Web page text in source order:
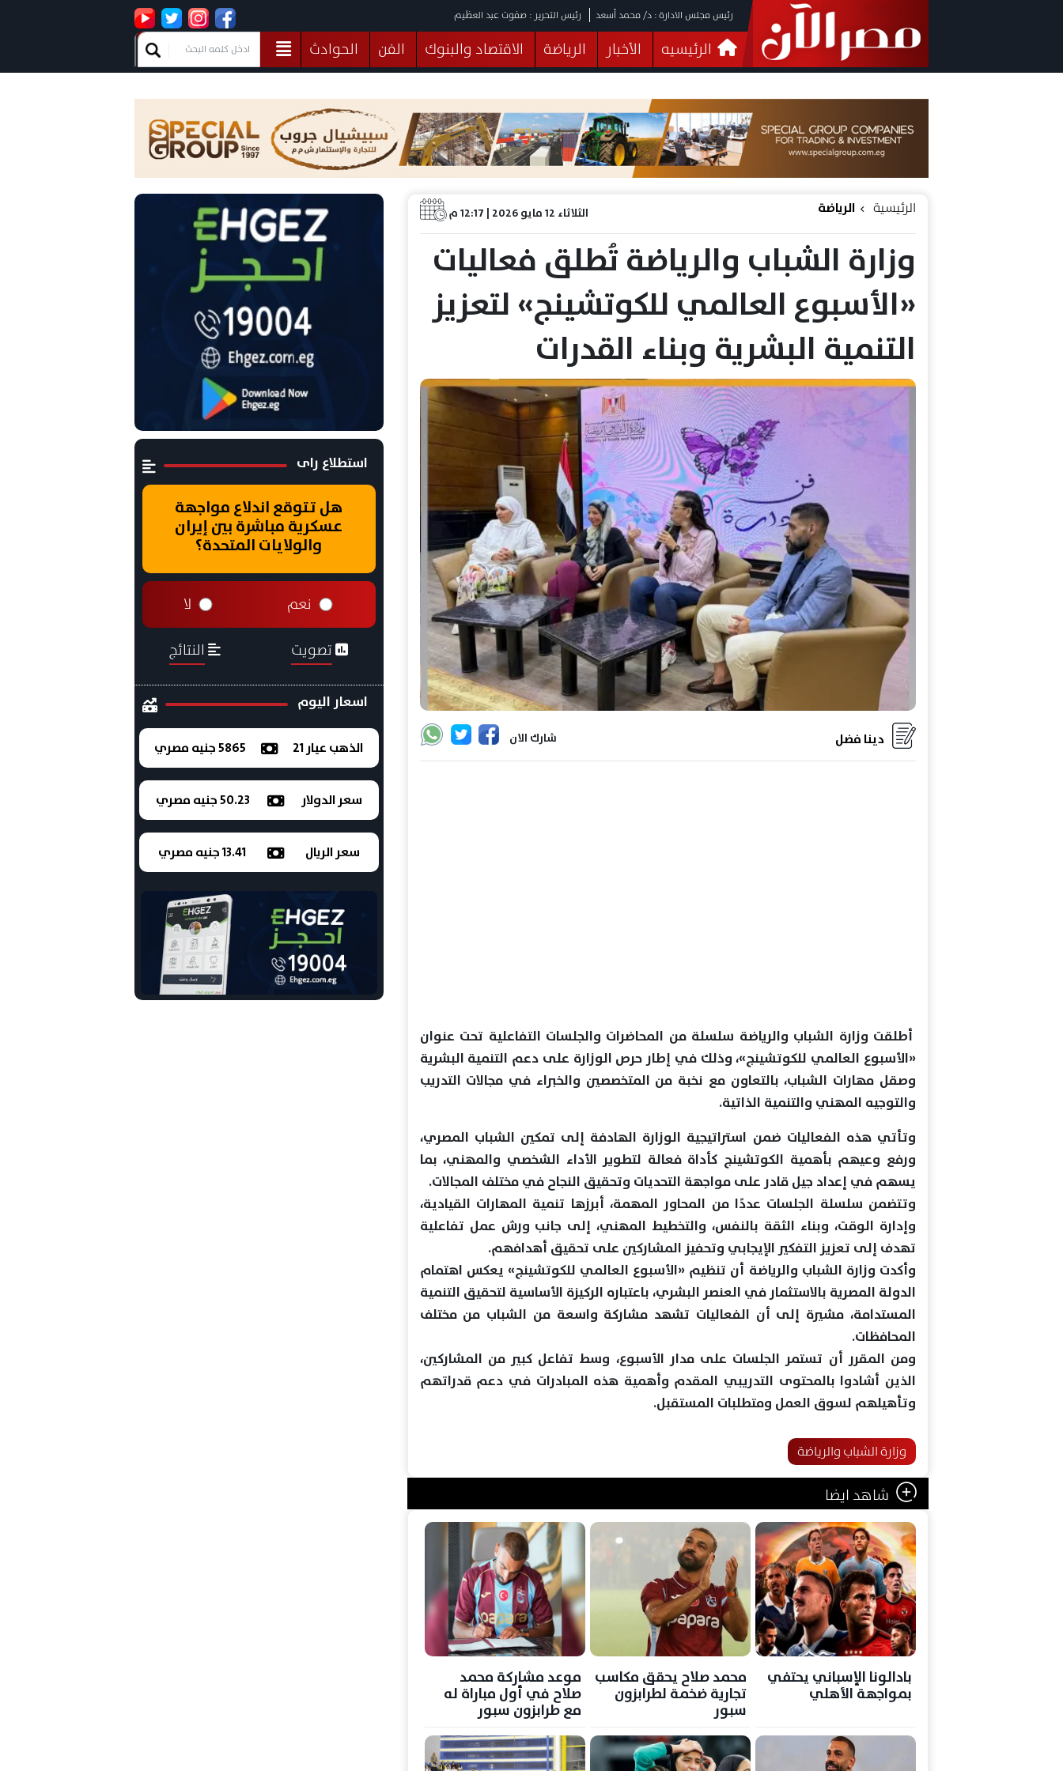
رئيس مجلس الادارة : د/ محمد أسعد رئيس التحرير : صفوت عبد العظيم
الرئيسيه الأخبار الرياضة الاقتصاد والبنوك الفن
الحوادث
فيديوهات
البرلمان صحة الثقافة خدمات منوعات
الثلاثاء 12 مايو 2026 | 12:17 م الرئيسية الرياضة
وزارة الشباب والرياضة تُطلق فعاليات
«الأسبوع العالمي للكوتشينج» لتعزيز
التنمية البشرية وبناء القدرات
شارك الان دينا فضل
أطلقت وزارة الشباب والرياضة سلسلة من المحاضرات والجلسات التفاعلية تحت عنوان
«الأسبوع العالمي للكوتشينج»، وذلك في إطار حرص الوزارة على دعم التنمية البشرية
وصقل مهارات الشباب، بالتعاون مع نخبة من المتخصصين والخبراء في مجالات التدريب
والتوجيه المهني والتنمية الذاتية.
وتأتي هذه الفعاليات ضمن استراتيجية الوزارة الهادفة إلى تمكين الشباب المصري،
ورفع وعيهم بأهمية الكوتشينج كأداة فعالة لتطوير الأداء الشخصي والمهني، بما
يسهم في إعداد جيل قادر على مواجهة التحديات وتحقيق النجاح في مختلف المجالات.
وتتضمن سلسلة الجلسات عددًا من المحاور المهمة، أبرزها تنمية المهارات القيادية،
وإدارة الوقت، وبناء الثقة بالنفس، والتخطيط المهني، إلى جانب ورش عمل تفاعلية
تهدف إلى تعزيز التفكير الإيجابي وتحفيز المشاركين على تحقيق أهدافهم.
وأكدت وزارة الشباب والرياضة أن تنظيم «الأسبوع العالمي للكوتشينج» يعكس اهتمام
الدولة المصرية بالاستثمار في العنصر البشري، باعتباره الركيزة الأساسية لتحقيق التنمية
المستدامة، مشيرة إلى أن الفعاليات تشهد مشاركة واسعة من الشباب من مختلف
المحافظات.
ومن المقرر أن تستمر الجلسات على مدار الأسبوع، وسط تفاعل كبير من المشاركين،
الذين أشادوا بالمحتوى التدريبي المقدم وأهمية هذه المبادرات في دعم قدراتهم
وتأهيلهم لسوق العمل ومتطلبات المستقبل.
وزارة الشباب والرياضة
شاهد ايضا
بادالونا الإسباني يحتفي
بمواجهة الأهلي
محمد صلاح يحقق مكاسب
تجارية ضخمة لطرابزون
سبور
موعد مشاركة محمد
صلاح في أول مباراة له
مع طرابزون سبور
استطلاع راى
هل تتوقع اندلاع مواجهة
عسكرية مباشرة بين إيران
والولايات المتحدة؟
نعم لا
تصويت النتائج
اسعار اليوم
الذهب عيار 21 5865 جنيه مصري
سعر الدولار 50.23 جنيه مصري
سعر الريال 13.41 جنيه مصري